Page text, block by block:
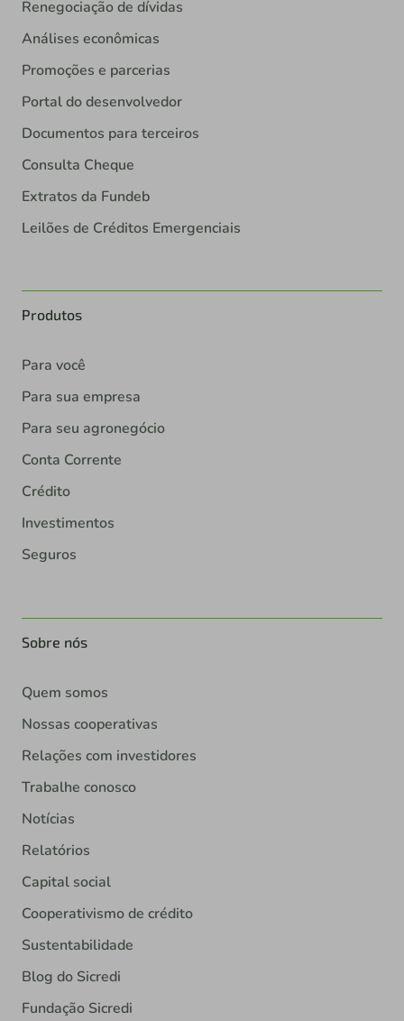
Renegociação de dívidas
Análises econômicas
Promoções e parcerias
Portal do desenvolvedor
Documentos para terceiros
Consulta Cheque
Extratos da Fundeb
Leilões de Créditos Emergenciais
Produtos
Para você
Para sua empresa
Para seu agronegócio
Conta Corrente
Crédito
Investimentos
Seguros
Sobre nós
Quem somos
Nossas cooperativas
Relações com investidores
Trabalhe conosco
Notícias
Relatórios
Capital social
Cooperativismo de crédito
Sustentabilidade
Blog do Sicredi
Fundação Sicredi